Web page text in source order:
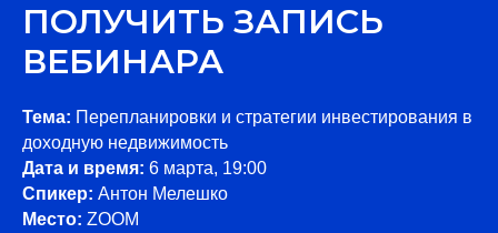
ПОЛУЧИТЬ ЗАПИСЬ
ВЕБИНАРА
Тема: Перепланировки и стратегии инвестирования в
доходную недвижимость
Дата и время: 6 марта, 19:00
Спикер: Антон Мелешко
Место: ZOOM